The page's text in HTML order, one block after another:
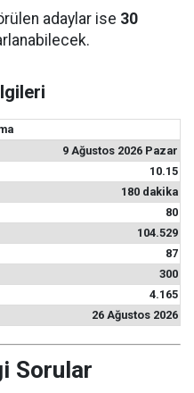
adaylar ise 30
9 Ağustos 2026 Pazar
10.15
180 dakika
80
104.529
87
300
4.165
26 Ağustos 2026
Sorular